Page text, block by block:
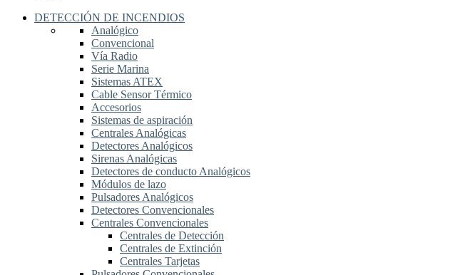
DETECCIÓN DE INCENDIOS
Analógico
Convencional
Vía Radio
Serie Marina
Sistemas ATEX
Cable Sensor Térmico
Accesorios
Sistemas de aspiración
Centrales Analógicas
Detectores Analógicos
Sirenas Analógicas
Detectores de conducto Analógicos
Módulos de lazo
Pulsadores Analógicos
Detectores Convencionales
Centrales Convencionales
Centrales de Detección
Centrales de Extinción
Centrales Tarjetas